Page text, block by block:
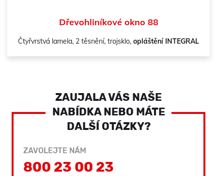
Dřevohliníkové okno 88
Čtyřvrstvá lamela, 2 těsnění, trojsklo, opláštění INTEGRAL
ZAUJALA VÁS NAŠE
NABÍDKA NEBO MÁTE
DALŠÍ OTÁZKY?
ZAVOLEJTE NÁM
800 23 00 23